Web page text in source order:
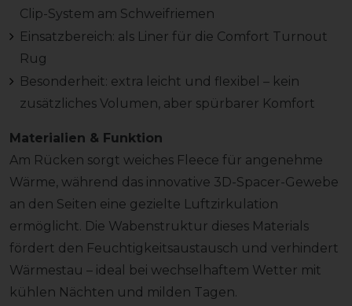
Clip-System am Schweifriemen
Einsatzbereich: als Liner für die Comfort Turnout
Rug
Besonderheit: extra leicht und flexibel – kein
zusätzliches Volumen, aber spürbarer Komfort
Materialien & Funktion
Am Rücken sorgt weiches Fleece für angenehme
Wärme, während das innovative 3D-Spacer-Gewebe
an den Seiten eine gezielte Luftzirkulation
ermöglicht. Die Wabenstruktur dieses Materials
fördert den Feuchtigkeitsaustausch und verhindert
Wärmestau – ideal bei wechselhaftem Wetter mit
kühlen Nächten und milden Tagen.